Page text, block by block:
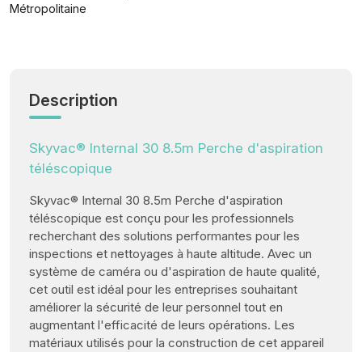
Métropolitaine
Description
Skyvac® Internal 30 8.5m Perche d'aspiration
téléscopique
Skyvac® Internal 30 8.5m Perche d'aspiration
téléscopique est conçu pour les professionnels
recherchant des solutions performantes pour les
inspections et nettoyages à haute altitude. Avec un
système de caméra ou d'aspiration de haute qualité,
cet outil est idéal pour les entreprises souhaitant
améliorer la sécurité de leur personnel tout en
augmentant l'efficacité de leurs opérations. Les
matériaux utilisés pour la construction de cet appareil